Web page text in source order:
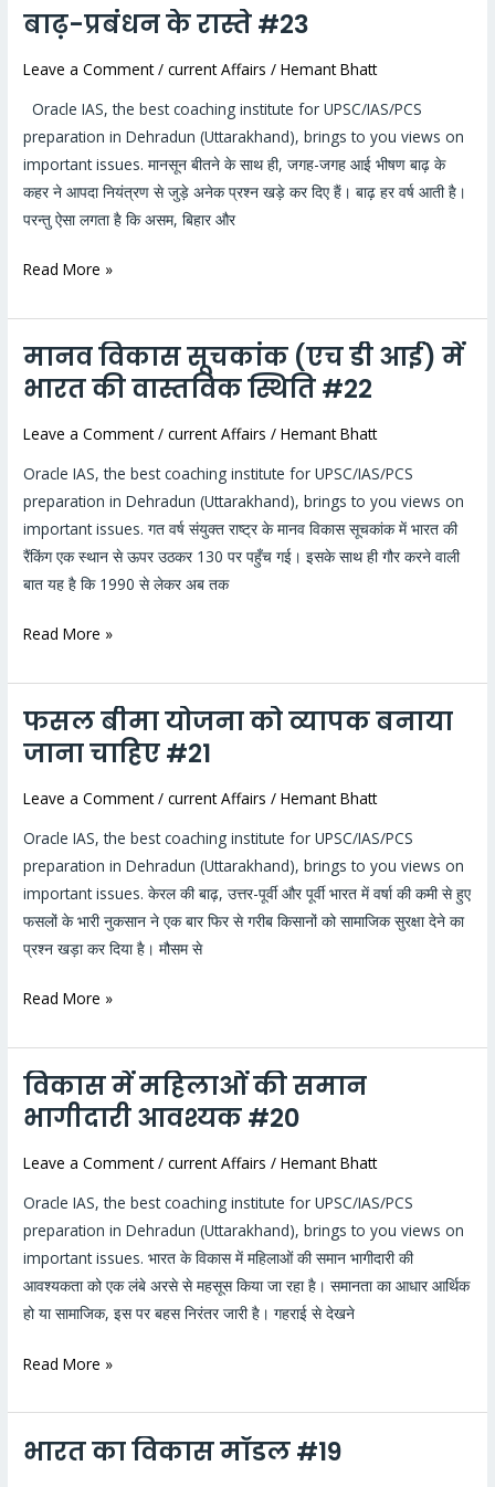
बाढ़-प्रबंधन के रास्ते #23
Leave a Comment /current Affairs /Hemant Bhatt
Oracle IAS, the best coaching institute for UPSC/IAS/PCS
preparation in Dehradun (Uttarakhand), brings to you views on
important issues. मानसून बीतने के साथ ही, जगह-जगह आई भीषण बाढ़ के
कहर ने आपदा नियंत्रण से जुड़े अनेक प्रश्न खड़े कर दिए हैं। बाढ़ हर वर्ष आती है।
परन्तु ऐसा लगता है कि असम, बिहार और
बाढ़-
के
रास्ते
#23
Read More »
मानव विकास सूचकांक (एच डी आई) में
भारत की वास्तविक स्थिति #22
Leave a Comment /current Affairs /Hemant Bhatt
Oracle IAS, the best coaching institute for UPSC/IAS/PCS
preparation in Dehradun (Uttarakhand), brings to you views on
important issues. गत वर्ष संयुक्त राष्ट्र के मानव विकास सूचकांक में भारत की
रैंकिंग एक स्थान से ऊपर उठकर 130 पर पहुँच गई। इसके साथ ही गौर करने वाली
बात यह है कि 1990 से लेकर अब तक
मानव
विकास
(एच
डी
में
भारत
की
स्थिति
Read More »
फसल बीमा योजना को व्यापक बनाया
जाना चाहिए #21
Leave a Comment /current Affairs /Hemant Bhatt
Oracle IAS, the best coaching institute for UPSC/IAS/PCS
preparation in Dehradun (Uttarakhand), brings to you views on
important issues. केरल की बाढ़, उत्तर-पूर्वी और पूर्वी भारत में वर्षा की कमी से हुए
फसलों के भारी नुकसान ने एक बार फिर से गरीब किसानों को सामाजिक सुरक्षा देने का
प्रश्न खड़ा कर दिया है। मौसम से
फसल
बीमा
को
व्यापक
जाना
चाहिए
#21
Read More »
विकास में महिलाओं की समान
भागीदारी आवश्यक #20
Leave a Comment /current Affairs /Hemant Bhatt
Oracle IAS, the best coaching institute for UPSC/IAS/PCS
preparation in Dehradun (Uttarakhand), brings to you views on
important issues. भारत के विकास में महिलाओं की समान भागीदारी की
आवश्यकता को एक लंबे अरसे से महसूस किया जा रहा है। समानता का आधार आर्थिक
हो या सामाजिक, इस पर बहस निरंतर जारी है। गहराई से देखने
विकास
में
की
समान
आवश्यक
#20
Read More »
भारत का विकास मॉडल #19
भारत